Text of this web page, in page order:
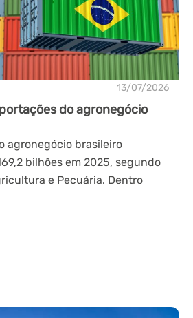
13/07/2026
do agronegócio
agronegócio brasileiro
bilhões em 2025, segundo
e Pecuária. Dentro